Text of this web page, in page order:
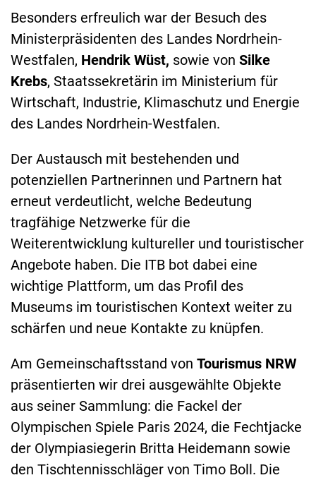
Besonders erfreulich war der Besuch des
Ministerpräsidenten des Landes Nordrhein-
Westfalen, Hendrik Wüst, sowie von Silke
Krebs, Staatssekretärin im Ministerium für
Wirtschaft, Industrie, Klimaschutz und Energie
des Landes Nordrhein-Westfalen.
Der Austausch mit bestehenden und
potenziellen Partnerinnen und Partnern hat
erneut verdeutlicht, welche Bedeutung
tragfähige Netzwerke für die
Weiterentwicklung kultureller und touristischer
Angebote haben. Die ITB bot dabei eine
wichtige Plattform, um das Profil des
Museums im touristischen Kontext weiter zu
schärfen und neue Kontakte zu knüpfen.
Am Gemeinschaftsstand von Tourismus NRW
präsentierten wir drei ausgewählte Objekte
aus seiner Sammlung: die Fackel der
Olympischen Spiele Paris 2024, die Fechtjacke
der Olympiasiegerin Britta Heidemann sowie
den Tischtennisschläger von Timo Boll. Die